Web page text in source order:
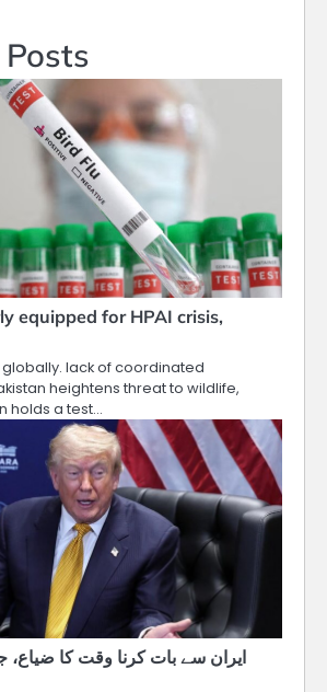
equipped for HPAI crisis,
lack of coordinated
heightens threat to wildlife,
holds a test…
ایران سے بات کرنا وقت کا ضیاع،